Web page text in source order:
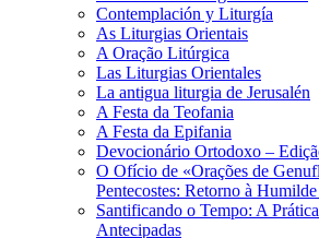
Contemplación y Liturgía
As Liturgias Orientais
A Oração Litúrgica
Las Liturgias Orientales
La antigua liturgia de Jerusalén
A Festa da Teofania
A Festa da Epifania
Devocionário Ortodoxo –
O Ofício de «Orações de
Pentecostes: Retorno à
Santificando o Tempo: A
Antecipadas